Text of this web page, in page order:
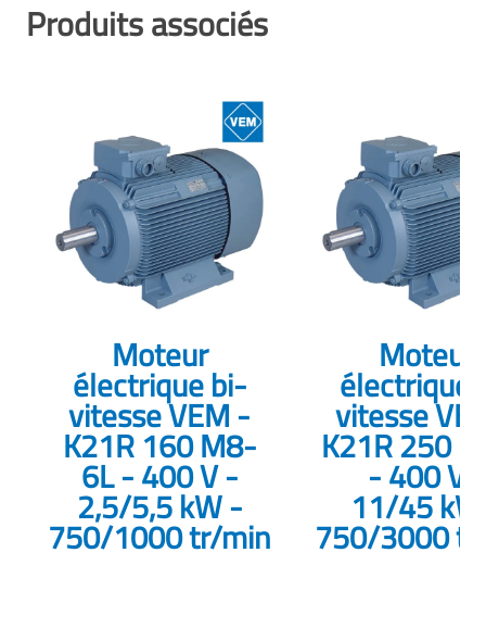
Produits associés
Moteur
électrique bi-
vitesse VEM -
K21R 160 M8-
6L - 400 V -
2,5/5,5 kW -
750/1000 tr/min
Moteur
électrique
vitesse
K21R 250
- 400 V -
11/45
750/3000